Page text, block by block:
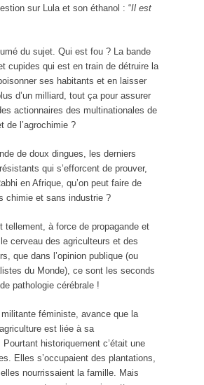
sur Lula et son éthanol : “Il est
du sujet. Qui est fou ? La bande
cupides qui est en train de détruire la
ses habitants et en laisser
d’un milliard, tout ça pour assurer
actionnaires des multinationales de
de l’agrochimie ?
de doux dingues, les derniers
qui s’efforcent de prouver,
en Afrique, qu’on peut faire de
chimie et sans industrie ?
tellement, à force de propagande et
cerveau des agriculteurs et des
que dans l’opinion publique (ou
du Monde), ce sont les seconds
pathologie cérébrale !
féministe, avance que la
est liée à sa
historiquement c’était une
Elles s’occupaient des plantations,
nourrissaient la famille. Mais